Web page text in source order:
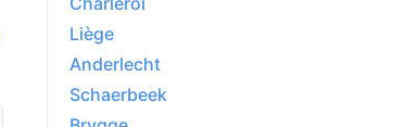
Liège
Anderlecht
Schaerbeek